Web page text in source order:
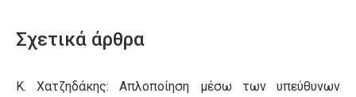
Σχετικά άρθρα
Κ. Χατζηδάκης: Aπλοποίηση μέσω των υπεύθυνων